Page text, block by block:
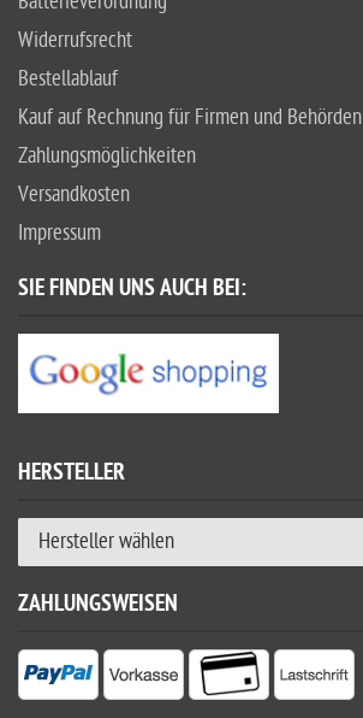
Widerrufsrecht
Bestellablauf
Kauf auf Rechnung für Firmen und Behörden
Zahlungsmöglichkeiten
Versandkosten
Impressum
SIE FINDEN UNS AUCH BEI:
HERSTELLER
Hersteller wählen
ZAHLUNGSWEISEN